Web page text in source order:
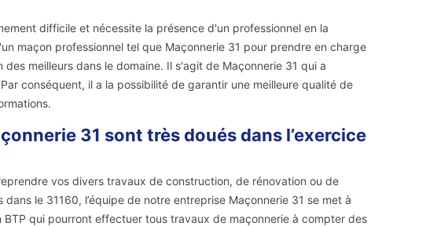
difficile et nécessite la présence d'un professionnel en la
maçon professionnel tel que Maçonnerie 31 pour prendre en charge
meilleurs dans le domaine. Il s'agit de Maçonnerie 31 qui a
conséquent, il a la possibilité de garantir une meilleure qualité de
31 sont très doués dans l’exercice
vos divers travaux de construction, de rénovation ou de
le 31160, l’équipe de notre entreprise Maçonnerie 31 se met à
qui pourront effectuer tous travaux de maçonnerie à compter des